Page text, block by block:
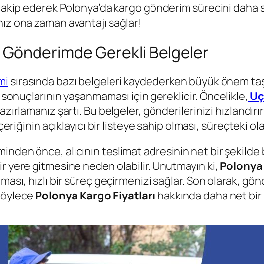
ederek Polonya’da kargo gönderim sürecini
ona zaman avantajı sağlar!
Gönderimde Gerekli Belgeler
sırasında bazı belgeleri kaydederken büyük önem
sonuçlarının yaşanmaması için gereklidir. Öncelikle,
şartı. Bu belgeler, gönderilerinizi
açıklayıcı bir listeye sahip olması, süreçteki
önce, alıcının teslimat adresinin net bir şekilde
yere gitmesine neden olabilir. Unutmayın ki,
hızlı bir süreç geçirmenizi sağlar. Son olarak,
Polonya Kargo Fiyatları hakkında daha net